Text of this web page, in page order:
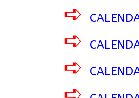
➪
➪
➪